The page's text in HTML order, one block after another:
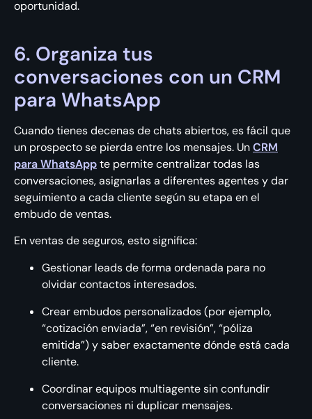
oportunidad.
6. Organiza tus
conversaciones con un CRM
para WhatsApp
Cuando tienes decenas de chats abiertos, es fácil que
un prospecto se pierda entre los mensajes. UnCRM
para WhatsAppte permite centralizar todas las
conversaciones, asignarlas a diferentes agentes y dar
seguimiento a cada cliente según su etapa en el
embudo de ventas.
En ventas de seguros, esto significa:
Gestionar leads de forma ordenada para no
olvidar contactos interesados.
Crear embudos personalizados (por ejemplo,
“cotización enviada”, “en revisión”, “póliza
emitida”) y saber exactamente dónde está cada
cliente.
Coordinar equipos multiagente sin confundir
conversaciones ni duplicar mensajes.